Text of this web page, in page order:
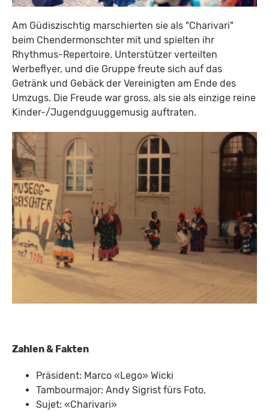
Am Güdiszischtig marschierten sie als "Charivari"
beim Chendermonschter mit und spielten ihr
Rhythmus-Repertoire. Unterstützer verteilten
Werbeflyer, und die Gruppe freute sich auf das
Getränk und Gebäck der Vereinigten am Ende des
Umzugs. Die Freude war gross, als sie als einzige reine
Kinder-/Jugendguuggemusig auftraten.
Zahlen & Fakten
Präsident: Marco «Lego» Wicki
Tambourmajor: Andy Sigrist fürs Foto,
Sujet: «Charivari»